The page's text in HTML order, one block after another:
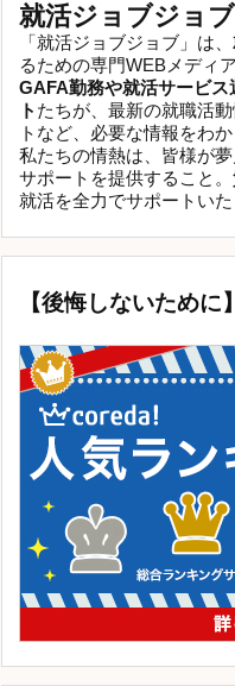
就活ジョブジョ
「就活ジョブジョブ」は、
るための専門WEBメディア
GAFA勤務や就活サービ
ト たちが、最新の就職活
トなど、必要な情報をわ
私たちの情熱は、皆様が
サポートを提供すること。
就活を全力でサポートいた
【後悔しないため